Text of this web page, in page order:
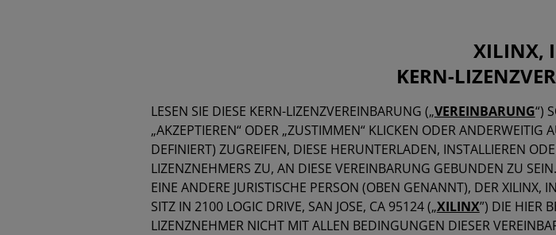
XILINX,
KERN-
LESEN SIE DIESE KERN-LIZENZVEREINBARUNG („VEREINBARUNG“)
„AKZEPTIEREN“ ODER „ZUSTIMMEN“ KLICKEN ODER
DEFINIERT) ZUGREIFEN, DIESE HERUNTERLADEN, INSTALLIEREN
LIZENZNEHMERS ZU, AN DIESE VEREINBARUNG GEBUNDEN ZU
EINE ANDERE JURISTISCHE PERSON (OBEN GENANNT), DER XILINX,
SITZ IN 2100 LOGIC DRIVE, SAN JOSE, CA 95124 („XILINX”) DIE HIER
LIZENZNEHMER NICHT MIT ALLEN BEDINGUNGEN DIESER